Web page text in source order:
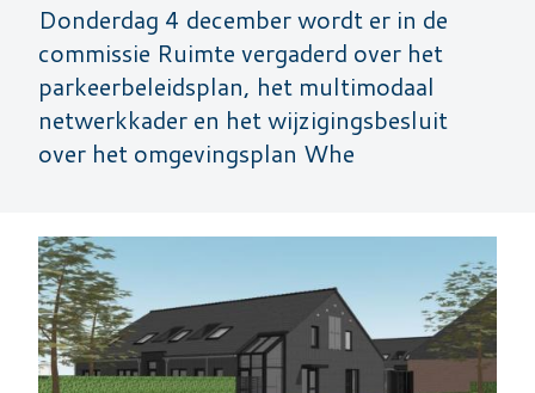
Donderdag 4 december wordt er in de
commissie Ruimte vergaderd over het
parkeerbeleidsplan, het multimodaal
netwerkkader en het wijzigingsbesluit
over het omgevingsplan Whe